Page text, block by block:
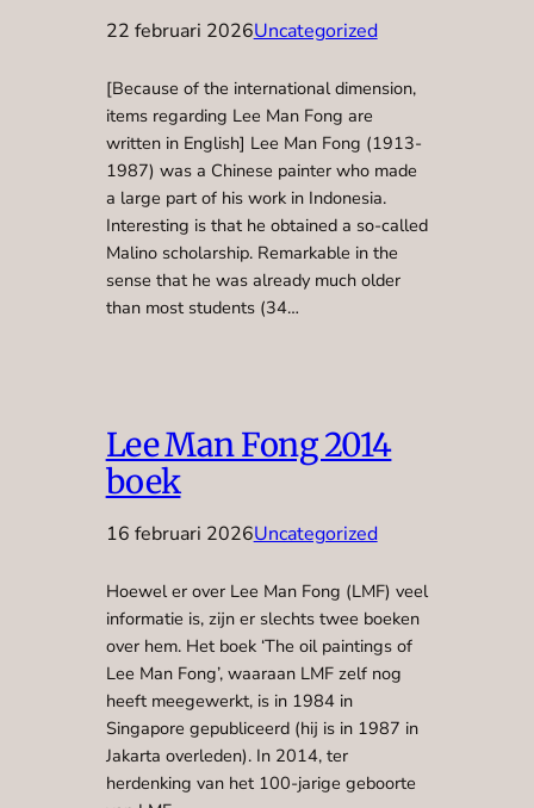
22 februari 2026Uncategorized
[Because of the international dimension,
items regarding Lee Man Fong are
written in English] Lee Man Fong (1913-
1987) was a Chinese painter who made
a large part of his work in Indonesia.
Interesting is that he obtained a so-called
Malino scholarship. Remarkable in the
sense that he was already much older
than most students (34…
Lee Man Fong 2014
boek
16 februari 2026Uncategorized
Hoewel er over Lee Man Fong (LMF) veel
informatie is, zijn er slechts twee boeken
over hem. Het boek ‘The oil paintings of
Lee Man Fong’, waaraan LMF zelf nog
heeft meegewerkt, is in 1984 in
Singapore gepubliceerd (hij is in 1987 in
Jakarta overleden). In 2014, ter
herdenking van het 100-jarige geboorte